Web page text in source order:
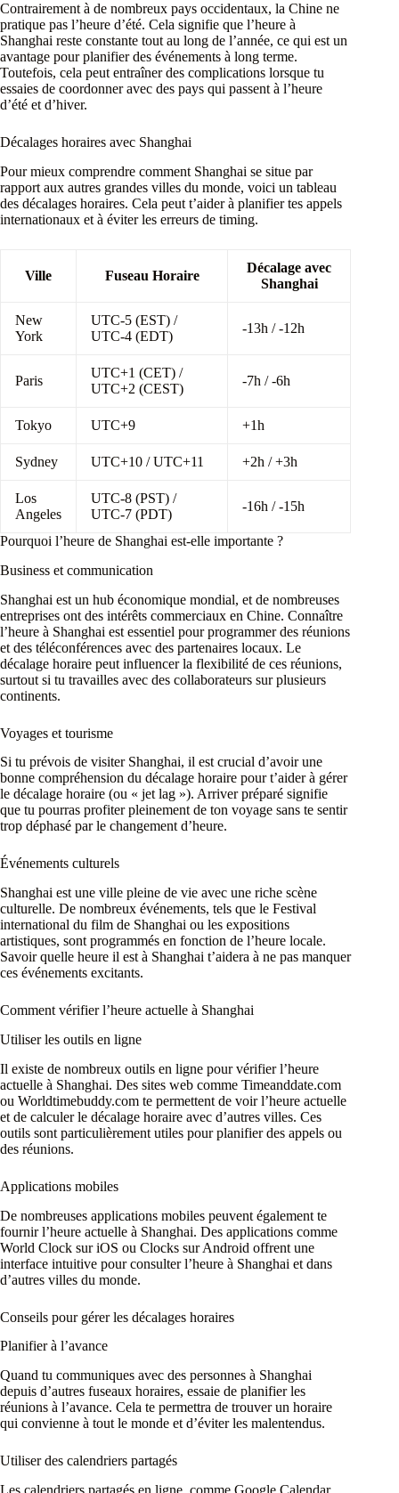
Contrairement à de nombreux pays occidentaux, la Chine ne
pratique pas l’heure d’été. Cela signifie que l’heure à
Shanghai reste constante tout au long de l’année, ce qui est un
avantage pour planifier des événements à long terme.
Toutefois, cela peut entraîner des complications lorsque tu
essaies de coordonner avec des pays qui passent à l’heure
d’été et d’hiver.
Décalages horaires avec Shanghai
Pour mieux comprendre comment Shanghai se situe par
rapport aux autres grandes villes du monde, voici un tableau
des décalages horaires. Cela peut t’aider à planifier tes appels
internationaux et à éviter les erreurs de timing.
Ville Fuseau Horaire
Décalage avec
Shanghai
New
York
UTC-5 (EST) /
UTC-4 (EDT)
-13h / -12h
Paris
UTC+1 (CET) /
UTC+2 (CEST)
-7h / -6h
Tokyo UTC+9 +1h
Sydney UTC+10 / UTC+11 +2h / +3h
Los
Angeles
UTC-8 (PST) /
UTC-7 (PDT)
-16h / -15h
Pourquoi l’heure de Shanghai est-elle importante ?
Business et communication
Shanghai est un hub économique mondial, et de nombreuses
entreprises ont des intérêts commerciaux en Chine. Connaître
l’heure à Shanghai est essentiel pour programmer des réunions
et des téléconférences avec des partenaires locaux. Le
décalage horaire peut influencer la flexibilité de ces réunions,
surtout si tu travailles avec des collaborateurs sur plusieurs
continents.
Voyages et tourisme
Si tu prévois de visiter Shanghai, il est crucial d’avoir une
bonne compréhension du décalage horaire pour t’aider à gérer
le décalage horaire (ou « jet lag »). Arriver préparé signifie
que tu pourras profiter pleinement de ton voyage sans te sentir
trop déphasé par le changement d’heure.
Événements culturels
Shanghai est une ville pleine de vie avec une riche scène
culturelle. De nombreux événements, tels que le Festival
international du film de Shanghai ou les expositions
artistiques, sont programmés en fonction de l’heure locale.
Savoir quelle heure il est à Shanghai t’aidera à ne pas manquer
ces événements excitants.
Comment vérifier l’heure actuelle à Shanghai
Utiliser les outils en ligne
Il existe de nombreux outils en ligne pour vérifier l’heure
actuelle à Shanghai. Des sites web comme Timeanddate.com
ou Worldtimebuddy.com te permettent de voir l’heure actuelle
et de calculer le décalage horaire avec d’autres villes. Ces
outils sont particulièrement utiles pour planifier des appels ou
des réunions.
Applications mobiles
De nombreuses applications mobiles peuvent également te
fournir l’heure actuelle à Shanghai. Des applications comme
World Clock sur iOS ou Clocks sur Android offrent une
interface intuitive pour consulter l’heure à Shanghai et dans
d’autres villes du monde.
Conseils pour gérer les décalages horaires
Planifier à l’avance
Quand tu communiques avec des personnes à Shanghai
depuis d’autres fuseaux horaires, essaie de planifier les
réunions à l’avance. Cela te permettra de trouver un horaire
qui convienne à tout le monde et d’éviter les malentendus.
Utiliser des calendriers partagés
Les calendriers partagés en ligne, comme Google Calendar,